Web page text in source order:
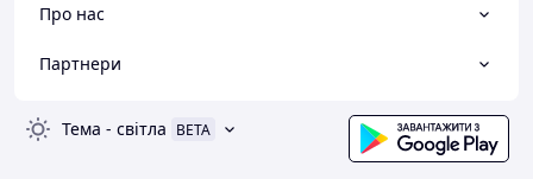
Про нас
Партнери
Тема - світла BETA